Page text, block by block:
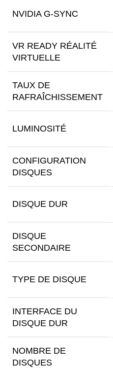
NVIDIA G-SYNC
VR READY RÉALITÉ
VIRTUELLE
TAUX DE
RAFRAÎCHISSEMENT
LUMINOSITÉ
CONFIGURATION
DISQUES
DISQUE DUR
DISQUE
SECONDAIRE
TYPE DE DISQUE
INTERFACE DU
DISQUE DUR
NOMBRE DE
DISQUES